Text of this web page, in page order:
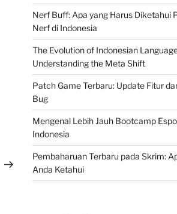
Nerf Buff: Apa yang Harus Diketahui
Nerf di Indonesia
The Evolution of Indonesian
Understanding the Meta Shift
Patch Game Terbaru: Update Fitur
Bug
Mengenal Lebih Jauh Bootcamp
Indonesia
Pembaharuan Terbaru pada Skrim:
Anda Ketahui